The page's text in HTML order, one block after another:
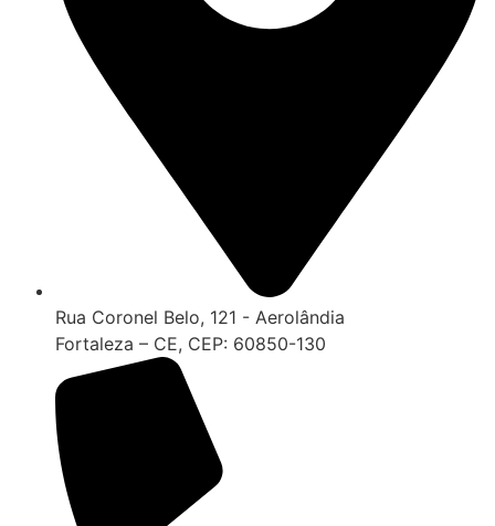
Rua Coronel Belo, 121 - Aerolândia
Fortaleza – CE, CEP: 60850-130